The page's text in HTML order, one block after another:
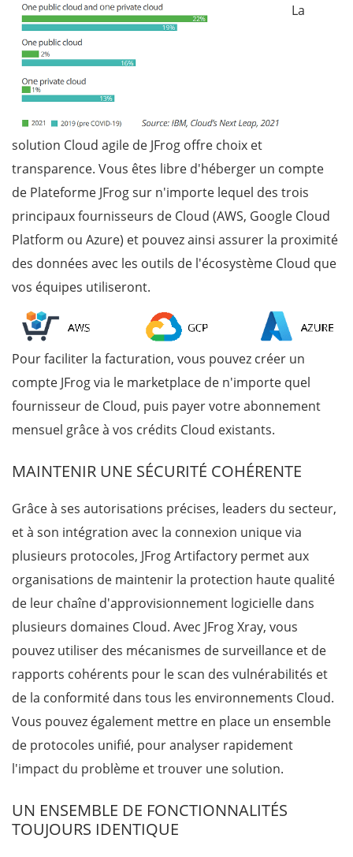
La
solution Cloud agile de JFrog offre choix et
transparence. Vous êtes libre d'héberger un compte
de Plateforme JFrog sur n'importe lequel des trois
principaux fournisseurs de Cloud (AWS, Google Cloud
Platform ou Azure) et pouvez ainsi assurer la proximité
des données avec les outils de l'écosystème Cloud que
vos équipes utiliseront.
Pour faciliter la facturation, vous pouvez créer un
compte JFrog via le marketplace de n'importe quel
fournisseur de Cloud, puis payer votre abonnement
mensuel grâce à vos crédits Cloud existants.
MAINTENIR UNE SÉCURITÉ COHÉRENTE
Grâce à ses autorisations précises, leaders du secteur,
et à son intégration avec la connexion unique via
plusieurs protocoles, JFrog Artifactory permet aux
organisations de maintenir la protection haute qualité
de leur chaîne d'approvisionnement logicielle dans
plusieurs domaines Cloud. Avec JFrog Xray, vous
pouvez utiliser des mécanismes de surveillance et de
rapports cohérents pour le scan des vulnérabilités et
de la conformité dans tous les environnements Cloud.
Vous pouvez également mettre en place un ensemble
de protocoles unifié, pour analyser rapidement
l'impact du problème et trouver une solution.
UN ENSEMBLE DE FONCTIONNALITÉS
TOUJOURS IDENTIQUE